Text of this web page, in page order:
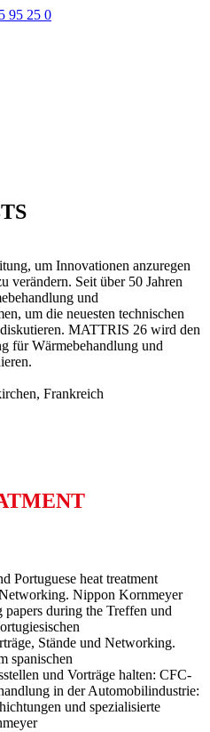
95 25 0
um Innovationen anzuregen
verändern. Seit über 50 Jahren
und
um die neuesten technischen
MATTRIS 26 wird den
für Wärmebehandlung und
Frankreich
Portuguese heat treatment
Nippon Kornmeyer
during the Treffen und
Stände und Networking.
spanischen
und Vorträge halten: CFC-
in der Automobilindustrie:
und spezialisierte